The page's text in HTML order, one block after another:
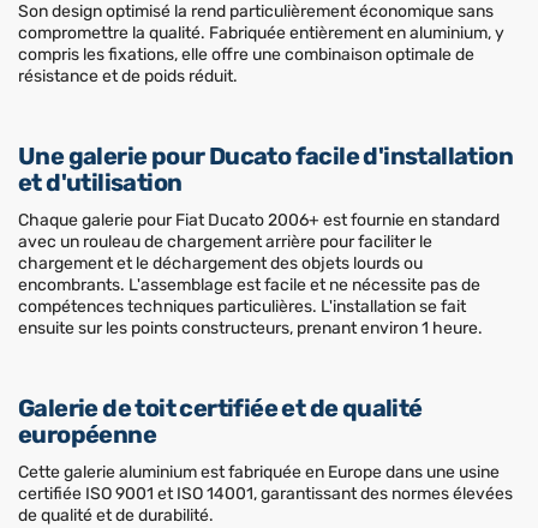
Son design optimisé la rend particulièrement économique sans
compromettre la qualité. Fabriquée entièrement en aluminium, y
compris les fixations, elle offre une combinaison optimale de
résistance et de poids réduit.
Une galerie pour Ducato facile d'installation
et d'utilisation
Chaque galerie pour Fiat Ducato 2006+ est fournie en standard
avec un rouleau de chargement arrière pour faciliter le
chargement et le déchargement des objets lourds ou
encombrants. L'assemblage est facile et ne nécessite pas de
compétences techniques particulières. L'installation se fait
ensuite sur les points constructeurs, prenant environ 1 heure.
Galerie de toit certifiée et de qualité
européenne
Cette galerie aluminium est fabriquée en Europe dans une usine
certifiée ISO 9001 et ISO 14001, garantissant des normes élevées
de qualité et de durabilité.